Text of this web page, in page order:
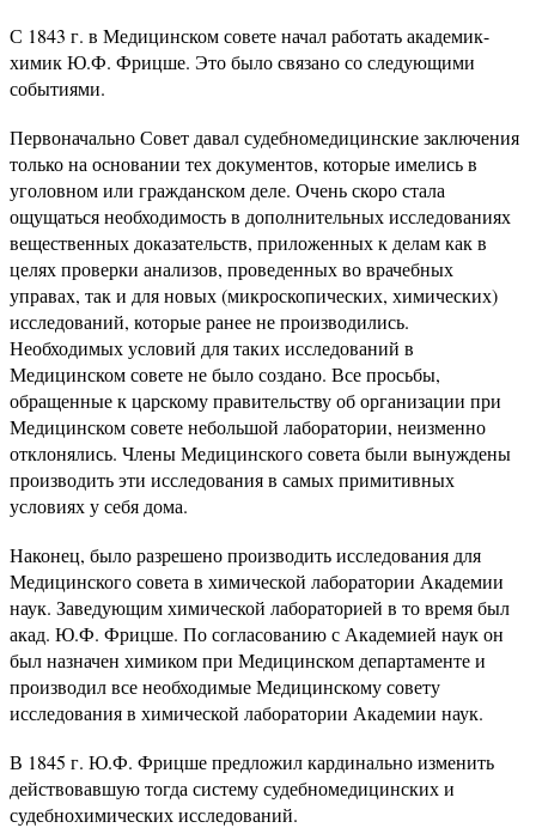
С 1843 г. в Медицинском совете начал работать академик-
химик Ю.Ф. Фрицше. Это было связано со следующими
событиями.
Первоначально Совет давал судебномедицинские заключения
только на основании тех документов, которые имелись в
уголовном или гражданском деле. Очень скоро стала
ощущаться необходимость в дополнительных исследованиях
вещественных доказательств, приложенных к делам как в
целях проверки анализов, проведенных во врачебных
управах, так и для новых (микроскопических, химических)
исследований, которые ранее не производились.
Необходимых условий для таких исследований в
Медицинском совете не было создано. Все просьбы,
обращенные к царскому правительству об организации при
Медицинском совете небольшой лаборатории, неизменно
отклонялись. Члены Медицинского совета были вынуждены
производить эти исследования в самых примитивных
условиях у себя дома.
Наконец, было разрешено производить исследования для
Медицинского совета в химической лаборатории Академии
наук. Заведующим химической лабораторией в то время был
акад. Ю.Ф. Фрицше. По согласованию с Академией наук он
был назначен химиком при Медицинском департаменте и
производил все необходимые Медицинскому совету
исследования в химической лаборатории Академии наук.
В 1845 г. Ю.Ф. Фрицше предложил кардинально изменить
действовавшую тогда систему судебномедицинских и
судебнохимических исследований.